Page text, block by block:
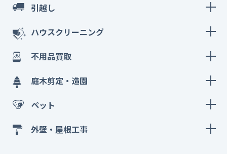
引越し
ハウスクリーニング
不用品買取
庭木剪定・造園
ペット
外壁・屋根工事